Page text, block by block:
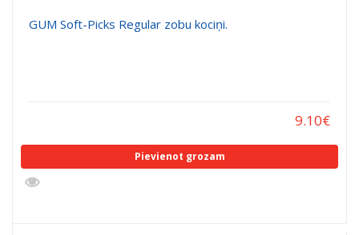
GUM Soft-Picks Regular zobu kociņi.
9.10€
Pievienot grozam